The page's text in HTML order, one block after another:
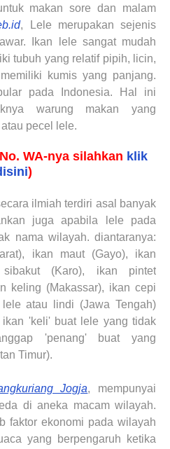
makan sore dan malam
, Lele merupakan sejenis
Ikan lele sangat mudah
tubuh yang relatif pipih, licin,
kumis yang panjang.
pada Indonesia. Hal ini
warung makan yang
pecel lele.
WA-nya silahkan klik
)
ilmiah terdiri asal banyak
juga apabila lele pada
nama wilayah. diantaranya:
ikan maut (Gayo), ikan
(Karo), ikan pintet
keling (Makassar), ikan cepi
atau lindi (Jawa Tengah)
'keli' buat lele yang tidak
'penang' buat yang
Timur).
Jogja, mempunyai
di aneka macam wilayah.
faktor ekonomi pada wilayah
yang berpengaruh ketika